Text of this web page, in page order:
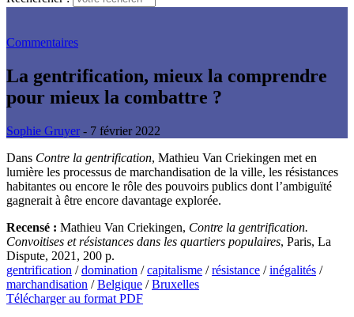
Commentaires
La gentrification, mieux la comprendre
pour mieux la combattre ?
Sophie Gruyer - 7 février 2022
Dans Contre la gentrification, Mathieu Van Criekingen met en
lumière les processus de marchandisation de la ville, les résistances
habitantes ou encore le rôle des pouvoirs publics dont l’ambiguïté
gagnerait à être encore davantage explorée.
Recensé : Mathieu Van Criekingen, Contre la gentrification.
Convoitises et résistances dans les quartiers populaires, Paris, La
Dispute, 2021, 200 p.
gentrification /domination /capitalisme /résistance /inégalités /
marchandisation /Belgique /Bruxelles
Télécharger au format PDF